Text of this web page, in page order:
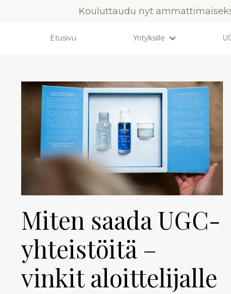
Kouluttaudu nyt
Etusivu Yrityksille
Miten saada UGC-
yhteistöitä –
vinkit aloittelijalle